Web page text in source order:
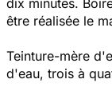
être réalisée le
Teinture-mère
d'eau, trois à